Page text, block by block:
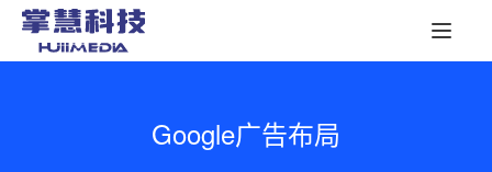
Google广告布局